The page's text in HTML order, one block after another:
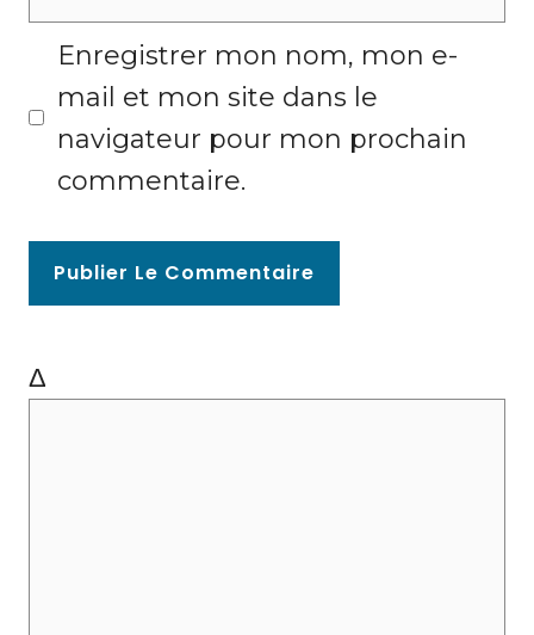
a
l
i
e
Enregistrer mon nom, mon e-
mail et mon site dans le
navigateur pour mon prochain
commentaire.
Δ